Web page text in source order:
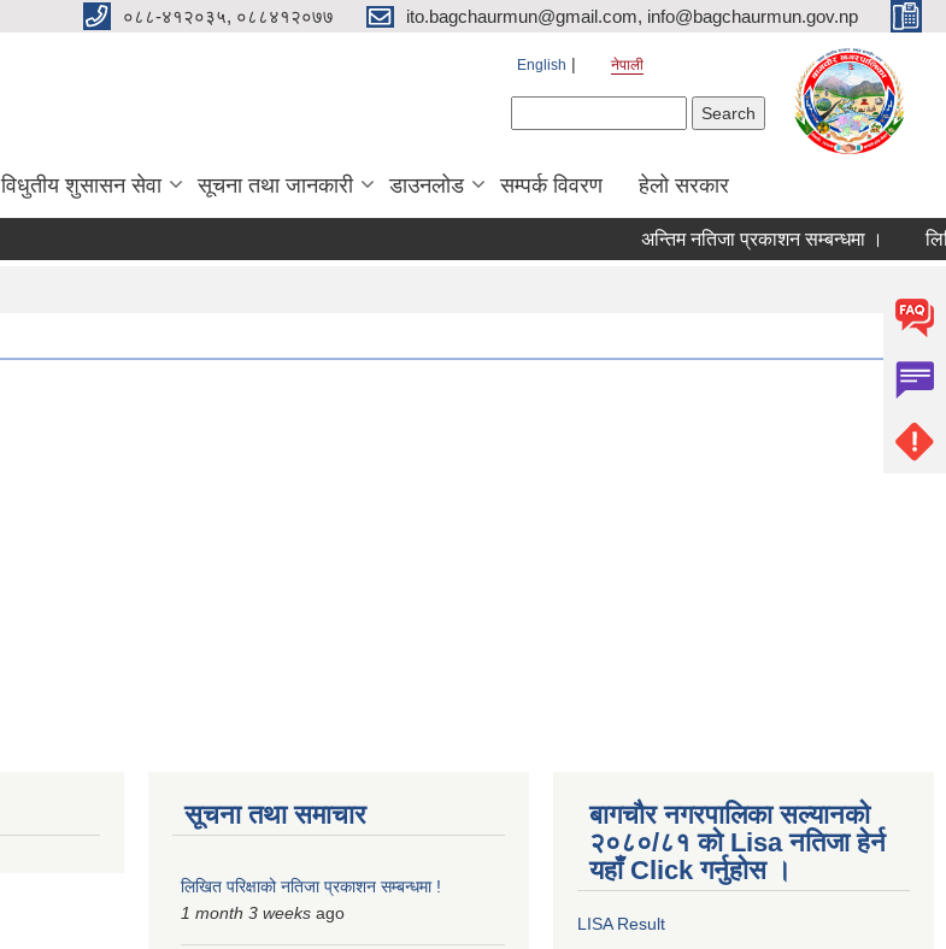
०८८-४१२०३५, ०८८४१२०७७ ito.bagchaurmun@gmail.com, info@bagchaurmun.gov.np
English नेपाली
विधुतीय शुसासन सेवा सूचना तथा जानकारी डाउनलोड सम्पर्क विवरण हेलो सरकार
अन्तिम नतिजा प्रकाशन सम्बन्धमा ।
सूचना तथा समाचार
लिखित परिक्षाको नतिजा प्रकाशन सम्बन्धमा !
1 month 3 weeks ago
बागचौर नगरपालिका सल्यानको
२०८०/८१ को Lisa नतिजा हेर्न
यहाँ Click गर्नुहोस ।
LISA Result